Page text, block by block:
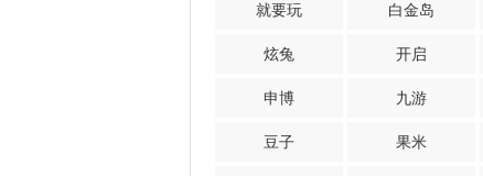
就要玩 白金岛
炫兔 开启
申博 九游
豆子 果米